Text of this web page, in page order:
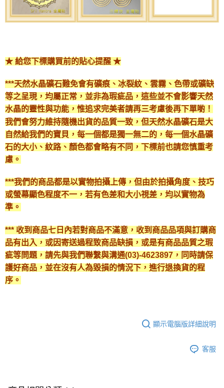
★ 給您下標購買前的貼心提醒 ★
***天然水晶礦石難免會有礦痕、冰裂紋、雲霧、色帶或礦缺
等之呈現，均屬正常，並非為瑕疵品，這些並不會影響天然
水晶的靈性與功能，惟追求完美者請再三考慮後再下單喲！
我們會努力維持隨機出貨的品質一致，但天然水晶礦石是大
自然給我們的寶貝，每一個都是獨一無二的，每一個水晶礦
石的大小、紋路、顏色都會略有不同，下標前也請您慎重考
慮。
***我們的商品都是以實物拍攝上傳，但由於拍攝角度、技巧
或螢幕顯色程度不一，若有色差和大小視差，均以實物為
準。
*** 收到商品七日內若對商品不滿意，收到商品品項與訂購商
品有出入，或因寄送過程致商品缺損，或是有商品品質之瑕
疵等問題，請先與我們聯繫與溝通(03)-4623897，同時請保
護好商品，並在沒有人為毀損的情況下，進行退換貨的程
序。
顯示電腦版詳細說明
客服